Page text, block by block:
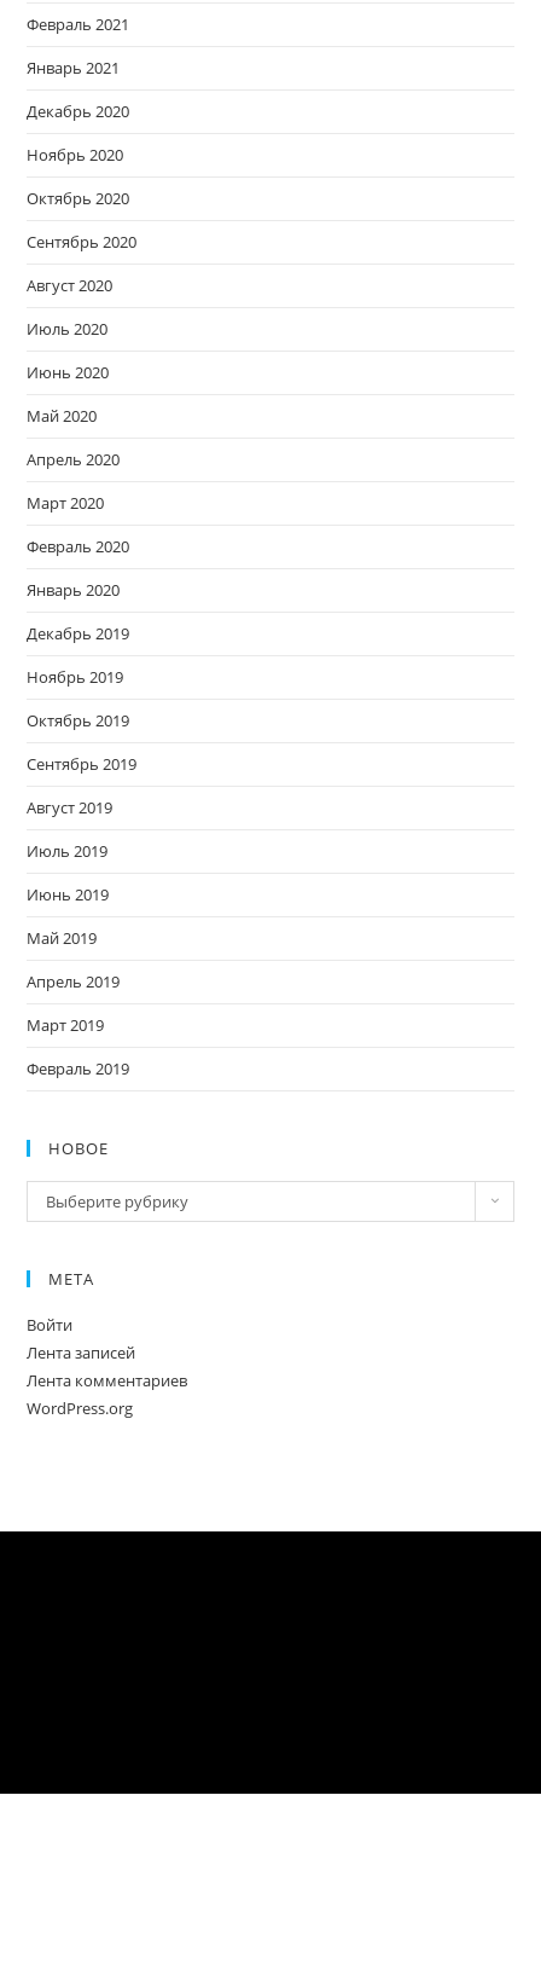
Февраль 2021
Январь 2021
Декабрь 2020
Ноябрь 2020
Октябрь 2020
Сентябрь 2020
Август 2020
Июль 2020
Июнь 2020
Май 2020
Апрель 2020
Март 2020
Февраль 2020
Январь 2020
Декабрь 2019
Ноябрь 2019
Октябрь 2019
Сентябрь 2019
Август 2019
Июль 2019
Июнь 2019
Май 2019
Апрель 2019
Март 2019
Февраль 2019
НОВОЕ
Новое
Выберите рубрику
МЕТА
Войти
Лента записей
Лента комментариев
WordPress.org